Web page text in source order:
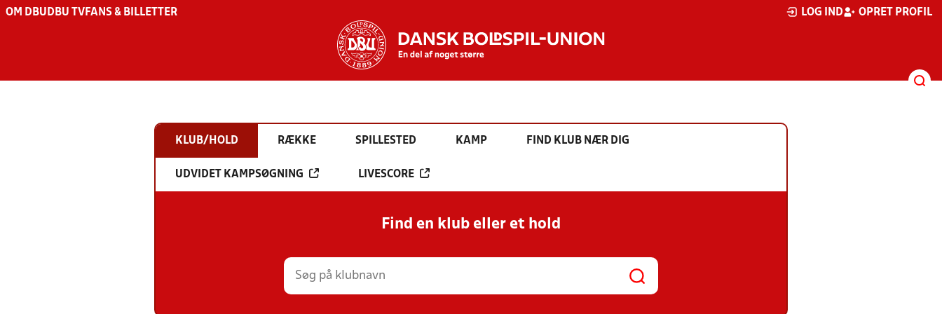
OM DBU DBU TV FANS & BILLETTER LOG IND OPRET PROFIL
KLUB/HOLD RÆKKE SPILLESTED KAMP FIND KLUB NÆR DIG
UDVIDET KAMPSØGNING LIVESCORE
Find en klub eller et hold